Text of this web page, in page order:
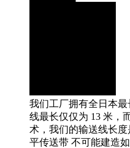
我们工厂拥有全日本
线最长仅仅为 13 米，
术，我们的输送线长
平传送带 不可能建造